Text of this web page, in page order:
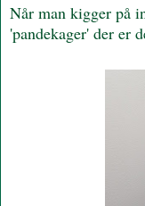
Når man kigger på
'pandekager' der er